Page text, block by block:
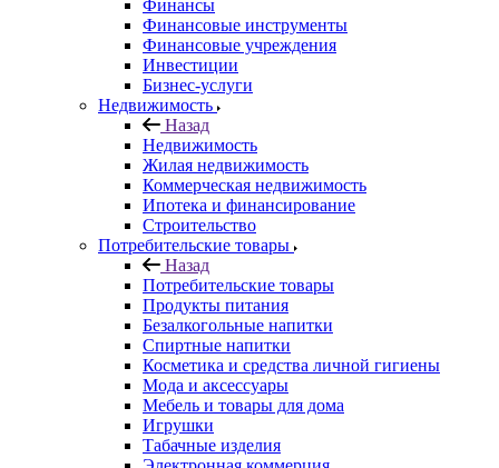
Финансы
Финансовые инструменты
Финансовые учреждения
Инвестиции
Бизнес-услуги
Недвижимость
Назад
Недвижимость
Жилая недвижимость
Коммерческая недвижимость
Ипотека и финансирование
Строительство
Потребительские товары
Назад
Потребительские товары
Продукты питания
Безалкогольные напитки
Спиртные напитки
Косметика и средства личной гигиены
Мода и аксессуары
Мебель и товары для дома
Игрушки
Табачные изделия